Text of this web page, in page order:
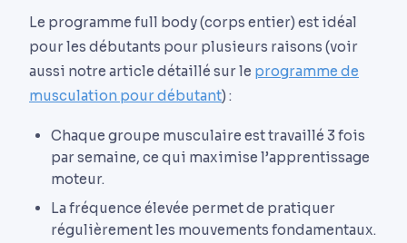
Le programme full body (corps entier) est idéal
pour les débutants pour plusieurs raisons (voir
aussi notre article détaillé sur le programme de
musculation pour débutant) :
Chaque groupe musculaire est travaillé 3 fois
par semaine, ce qui maximise l’apprentissage
moteur.
La fréquence élevée permet de pratiquer
régulièrement les mouvements fondamentaux.